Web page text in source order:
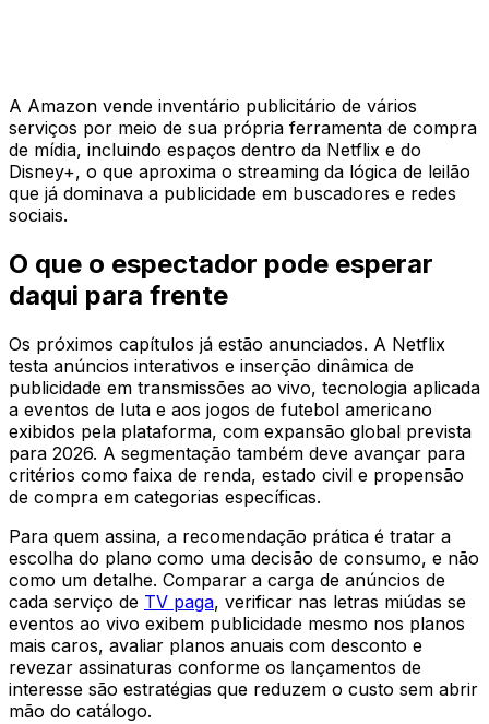
A Amazon vende inventário publicitário de vários
serviços por meio de sua própria ferramenta de compra
de mídia, incluindo espaços dentro da Netflix e do
Disney+, o que aproxima o streaming da lógica de leilão
que já dominava a publicidade em buscadores e redes
sociais.
O que o espectador pode esperar
daqui para frente
Os próximos capítulos já estão anunciados. A Netflix
testa anúncios interativos e inserção dinâmica de
publicidade em transmissões ao vivo, tecnologia aplicada
a eventos de luta e aos jogos de futebol americano
exibidos pela plataforma, com expansão global prevista
para 2026. A segmentação também deve avançar para
critérios como faixa de renda, estado civil e propensão
de compra em categorias específicas.
Para quem assina, a recomendação prática é tratar a
escolha do plano como uma decisão de consumo, e não
como um detalhe. Comparar a carga de anúncios de
cada serviço de TV paga, verificar nas letras miúdas se
eventos ao vivo exibem publicidade mesmo nos planos
mais caros, avaliar planos anuais com desconto e
revezar assinaturas conforme os lançamentos de
interesse são estratégias que reduzem o custo sem abrir
mão do catálogo.